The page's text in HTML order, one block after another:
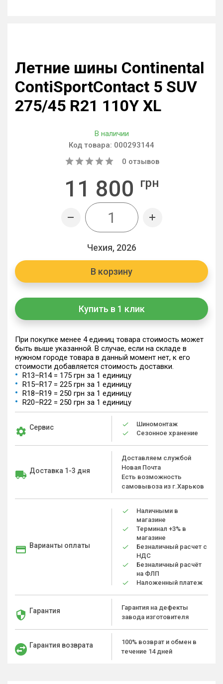
Летние шины Continental
ContiSportContact 5 SUV
275/45 R21 110Y XL
В наличии
Код товара: 000293144
0 отзывов
11 800 грн
Чехия, 2026
В корзину
Купить в 1 клик
При покупке менее 4 единиц товара стоимость может
быть выше указанной. В случае, если на складе в
нужном городе товара в данный момент нет, к его
стоимости добавляется стоимость доставки.
R13–R14 = 175 грн за 1 единицу
R15–R17 = 225 грн за 1 единицу
R18–R19 = 250 грн за 1 единицу
R20–R22 = 250 грн за 1 единицу
Сервис
Шиномонтаж
Сезонное хранение
Доставка 1-3 дня
Доставляем службой
Новая Почта
Есть возможность
самовывоза из г.Харьков
Варианты оплаты
Наличными в
магазине
Терминал +3% в
магазине
Безналичный расчет с
НДС
Безналичный расчёт
на ФЛП
Наложенный платеж
Гарантия
Гарантия на дефекты
завода изготовителя
Гарантия возврата
100% возврат и обмен в
течение 14 дней